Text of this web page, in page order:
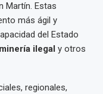
Martín. Estas
más ágil y
del Estado
minería ilegal y otros
regionales,